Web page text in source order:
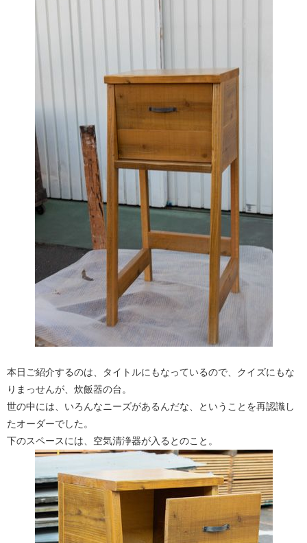
本日ご紹介するのは、タイトルにもなっているので、クイズにもな
りまっせんが、炊飯器の台。
世の中には、いろんなニーズがあるんだな、ということを再認識し
たオーダーでした。
下のスペースには、空気清浄器が入るとのこと。